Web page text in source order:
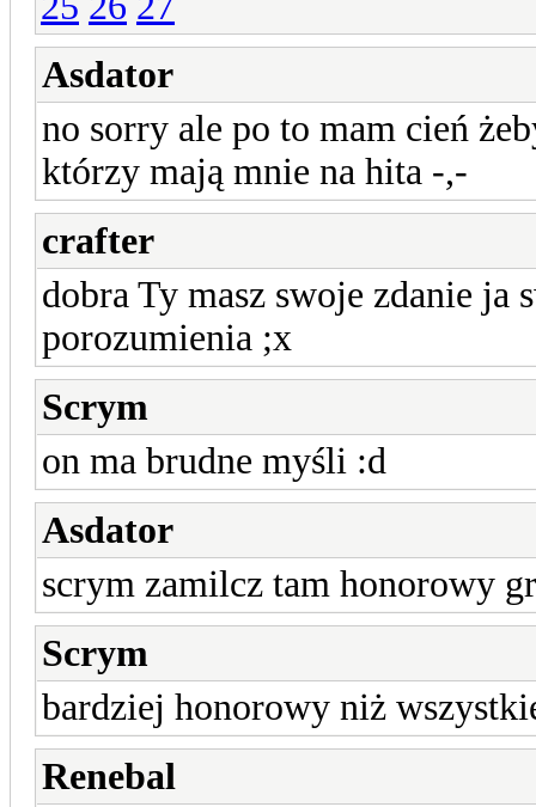
Asdator
no sorry ale po to mam cień
którzy mają mnie na hita -,-
crafter
dobra Ty masz swoje zdanie
porozumienia ;x
Scrym
on ma brudne myśli :d
Asdator
scrym zamilcz tam honorowy
Scrym
bardziej honorowy niż
Renebal